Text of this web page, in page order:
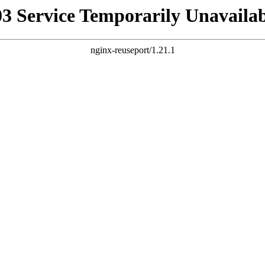
Service Temporarily
nginx-reuseport/1.21.1